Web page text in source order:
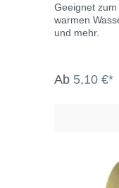
Geeignet
warmen
und mehr.
Ab 5,10 €*